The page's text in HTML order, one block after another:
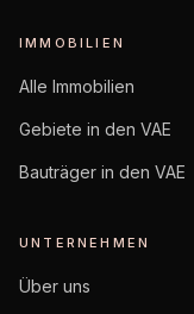
IMMOBILIEN
Alle Immobilien
Gebiete in den VAE
Bauträger in den VAE
UNTERNEHMEN
Über uns